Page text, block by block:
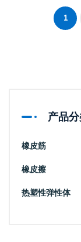
1
产品
橡皮筋
橡皮擦
热塑性弹性体